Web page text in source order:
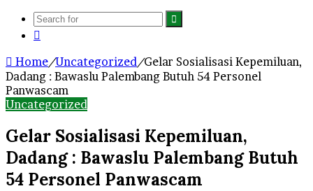
Search
Home/Uncategorized/Gelar Sosialisasi Kepemiluan,
Dadang : Bawaslu Palembang Butuh 54 Personel
Panwascam
Uncategorized
Gelar Sosialisasi Kepemiluan,
Dadang : Bawaslu Palembang Butuh
54 Personel Panwascam